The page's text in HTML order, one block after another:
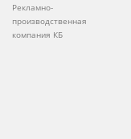
Рекламно-
производственная
компания КБ